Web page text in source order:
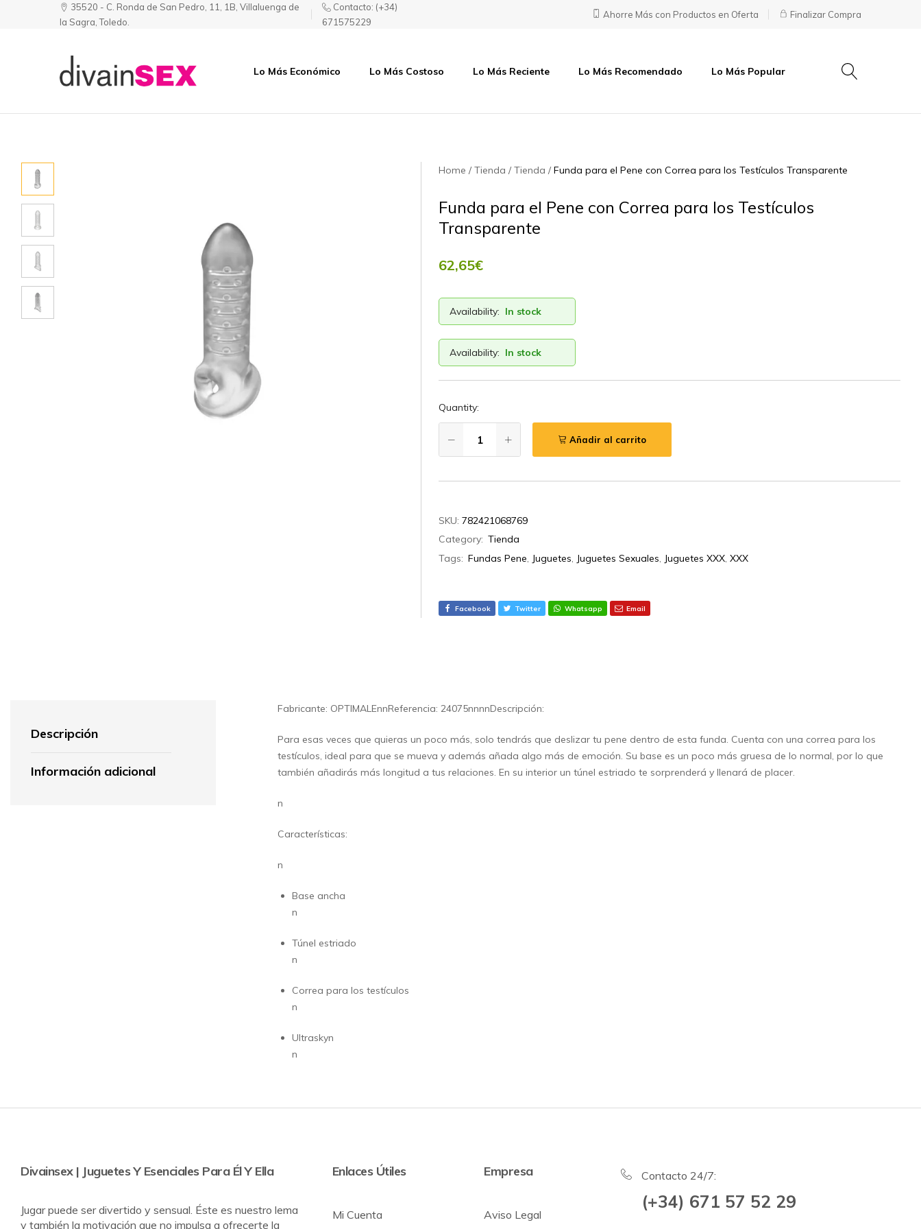
35520 - C. Ronda de San Pedro, 11, 1B, Villaluenga de
la Sagra, Toledo.
Contacto: (+34)
671575229
Ahorre Más con Productos en Oferta Finalizar Compra
|Puede
Lo Más Económico Lo Más Costoso Lo Más Reciente Lo Más Recomendado Lo Más Popular
Home Tienda Tienda Funda para el Pene con Correa para los Testículos Transparente
Funda para el Pene con Correa para los Testículos
Transparente
62,65€
Availability: In stock
Availability: In stock
Quantity:
Añadir al carrito
SKU:782421068769
Category: Tienda
Tags: Fundas Pene, Juguetes, Juguetes Sexuales, Juguetes XXX,XXX
Facebook Twitter Whatsapp Email
Descripción
Información adicional
Fabricante: OPTIMALEnnReferencia: 24075nnnnDescripción:
Para esas veces que quieras un poco más, solo tendrás que deslizar tu pene dentro de esta funda. Cuenta con una correa para los
testículos, ideal para que se mueva y además añada algo más de emoción. Su base es un poco más gruesa de lo normal, por lo que
también añadirás más longitud a tus relaciones. En su interior un túnel estriado te sorprenderá y llenará de placer.
n
Características:
n
Base ancha
n
Túnel estriado
n
Correa para los testículos
n
Ultraskyn
n
Divainsex | Juguetes Y Esenciales Para Él Y Ella
Jugar puede ser divertido y sensual. Éste es nuestro lema
y también la motivación que no impulsa a ofrecerte la
Enlaces Útiles
Mi Cuenta
Empresa
Aviso Legal
Contacto 24/7:
(+34) 671 57 52 29